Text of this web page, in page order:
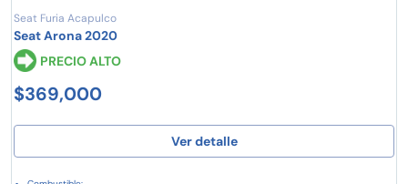
Seat Furia Acapulco
Seat Arona 2020
PRECIO ALTO
$369,000
Ver detalle